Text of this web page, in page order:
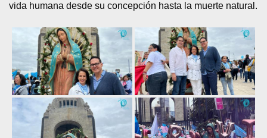
vida humana desde su concepción hasta la muerte natural.